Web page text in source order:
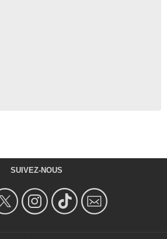
SUIVEZ-NOUS